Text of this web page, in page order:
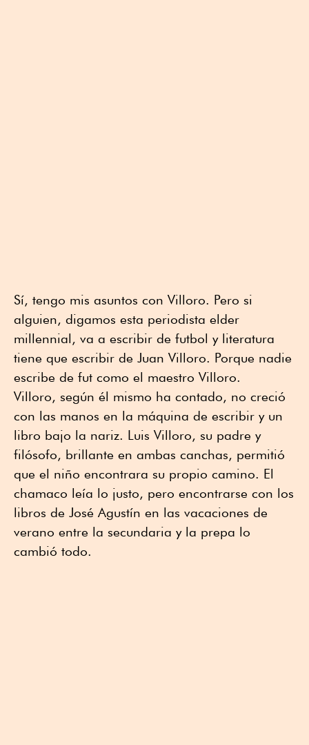
Sí, tengo mis asuntos con Villoro. Pero si
alguien, digamos esta periodista elder
millennial, va a escribir de futbol y literatura
tiene que escribir de Juan Villoro. Porque nadie
escribe de fut como el maestro Villoro.
Villoro, según él mismo ha contado, no creció
con las manos en la máquina de escribir y un
libro bajo la nariz. Luis Villoro, su padre y
filósofo, brillante en ambas canchas, permitió
que el niño encontrara su propio camino. El
chamaco leía lo justo, pero encontrarse con los
libros de José Agustín en las vacaciones de
verano entre la secundaria y la prepa lo
cambió todo.